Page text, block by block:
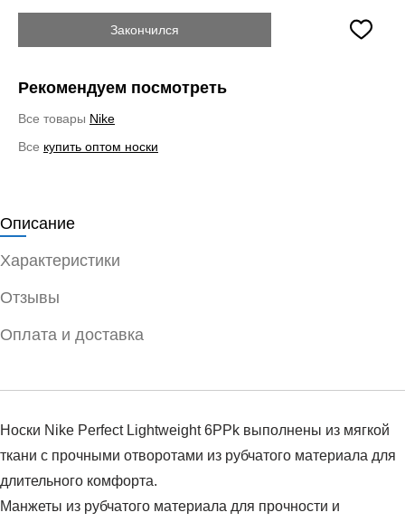
Закончился
Рекомендуем посмотреть
Все товары Nike
Все купить оптом носки
Описание
Характеристики
Отзывы
Оплата и доставка
Носки Nike Perfect Lightweight 6PPk выполнены из мягкой
ткани с прочными отворотами из рубчатого материала для
длительного комфорта.
Манжеты из рубчатого материала для прочности и